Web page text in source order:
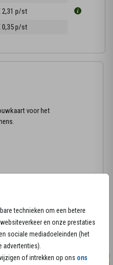
technieken om een betere
en onze prestaties
sociale mediadoeleinden (het
advertenties).
of intrekken op ons ons
p/st
0,35p/st
voor het
stijlvol bij deze kaart.
We helpen je graag!